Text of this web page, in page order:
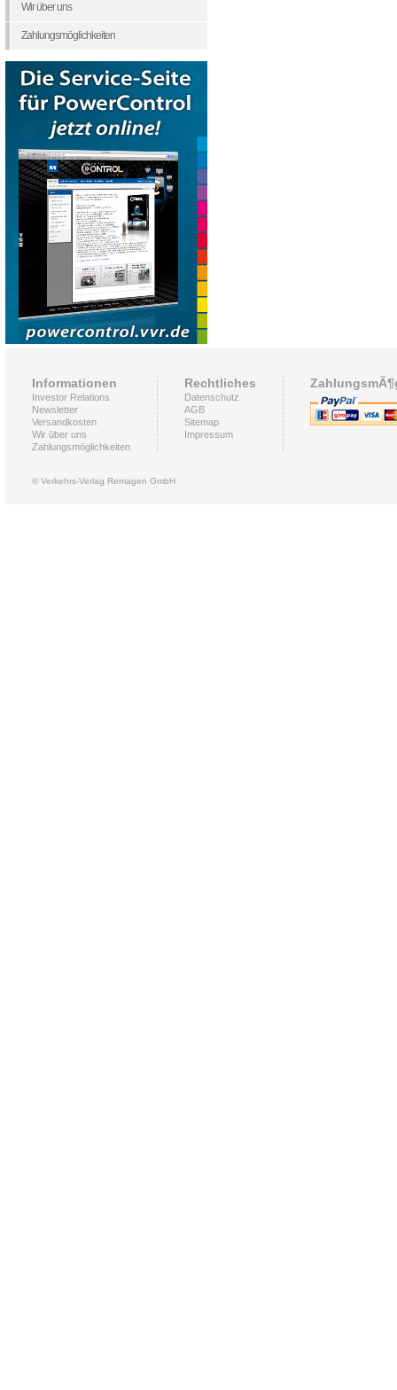
Wir über uns
Zahlungsmöglichkeiten
Informationen
Investor Relations
Newsletter
Versandkosten
Wir über uns
Zahlungsmöglichkeiten
Rechtliches
Datenschutz
AGB
Sitemap
Impressum
© Verkehrs-Verlag Remagen GmbH